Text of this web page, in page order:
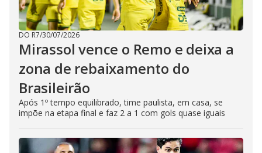
DO R7/30/07/2026
Mirassol vence o Remo e deixa a
zona de rebaixamento do
Brasileirão
Após 1º tempo equilibrado, time paulista, em casa, se
impõe na etapa final e faz 2 a 1 com gols quase iguais